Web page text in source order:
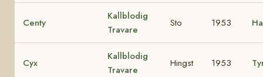
Centy
Kallblodig
Travare
Sto 1953
Cyx
Kallblodig
Travare
Hingst 1953